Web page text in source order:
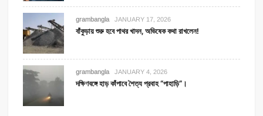
grambangla JANUARY 17, 2026
বাঁকুড়ায় শুরু হবে পাথর খাদন, অভিষেক কথা রাখলেন!
grambangla JANUARY 4, 2026
দক্ষিণবঙ্গে হাড় কাঁপাবে শৈত্য প্রবাহ “পাহাড়ি”।